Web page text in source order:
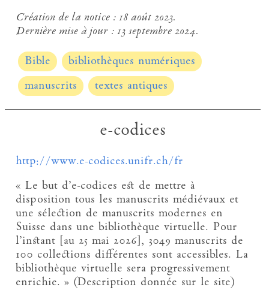
Création de la notice :18 août 2023.
Dernière mise à jour :13 septembre 2024.
Bible
bibliothèques numériques
manuscrits
textes antiques
e-codices
http://www.e-codices.unifr.ch/fr
« Le but d’e-codices est de mettre à
disposition tous les manuscrits médiévaux et
une sélection de manuscrits modernes en
Suisse dans une bibliothèque virtuelle. Pour
l’instant [au 25 mai 2026], 3049 manuscrits de
100 collections différentes sont accessibles. La
bibliothèque virtuelle sera progressivement
enrichie. » (Description donnée sur le site)